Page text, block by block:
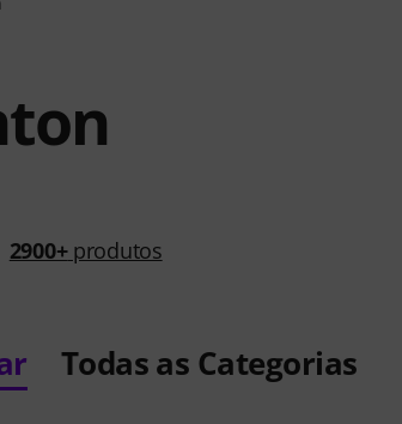
2900+produtos
Todas as Categorias